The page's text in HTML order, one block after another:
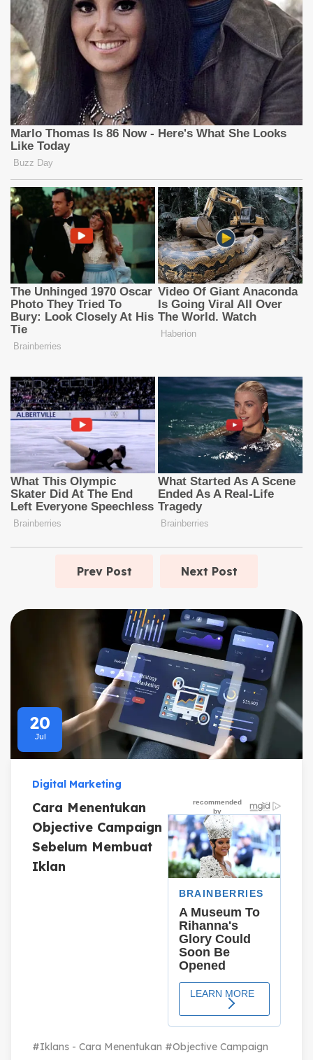
Prev Post Next Post
20
Jul
Digital Marketing
Cara Menentukan
Objective Campaign
Sebelum Membuat
Iklan
#Iklans - Cara Menentukan #Objective Campaign